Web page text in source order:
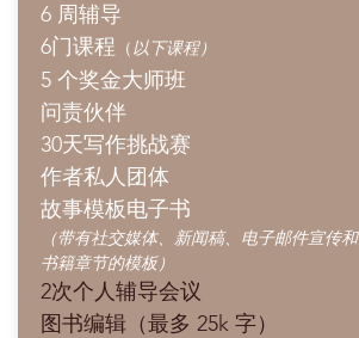
6 周辅导
6门课程 （以下课程）
5 个奖金大师班
问责伙伴
30天写作挑战赛
作者私人团体
故事模板电子书
（带有社交媒体、新闻稿、电子邮件宣传和
书籍章节的模板）
2次个人辅导会议
图书编辑（最多 25k 字）